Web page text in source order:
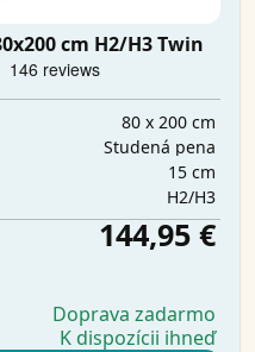
cm H2/H3 Twin
80 x 200 cm
Studená pena
15 cm
H2/H3
144,95 €
Doprava zadarmo
K dispozícii ihneď